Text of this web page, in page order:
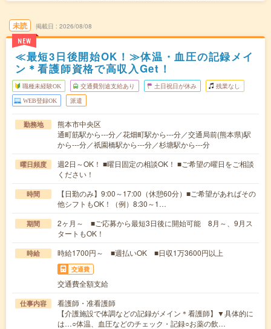
未読
NEW
掲載日 2026/08/08
≪最短3日後開始OK！≫体温・血圧の記録メイ
ン＊看護師資格で高収入Get！
職種未経験OK 交通費別途支給あり 土日祝日が休み 残業なし
WEB登録OK 派遣
勤務地
熊本市中央区
通町筋駅から---分／花畑町駅から---分／交通局前(熊本県)駅
から---分／祇園橋駅から---分／杉塘駅から---分
曜日頻度
週2日～OK！ ■曜日固定の相談OK！ ■ご希望の曜日をご相談
ください！
時間
【日勤のみ】9:00～17:00（休憩60分）■ご希望があればその
他シフトもOK！（例）8:30～1…
期間
2ヶ月～ ■ご応募から最短3日後に開始可能 8月～、9月ス
タートもOK！
時給 時給1700円～ ■週払いOK ■日収1万3600円以上
交通費
交通費全額支給
仕事内容
看護師・准看護師
【介護施設で体調などの記録がメイン＊看護師】▼具体的に
は…○体温、血圧などのチェック・記録○お薬の飲…